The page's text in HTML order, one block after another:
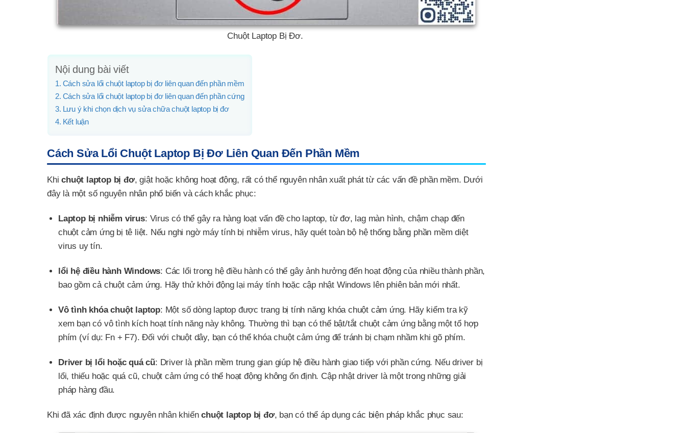
Chuột Laptop Bị Đơ.
Nội dung bài viết
Cách sửa lổi chuột laptop bị đơ liên quan đến phần mềm
Cách sửa lổi chuột laptop bị đơ liên quan đến phần cứng
Lưu ý khi chọn dịch vụ sửa chữa chuột laptop bị đơ
Kết luận
Cách Sửa Lổi Chuột Laptop Bị Đơ Liên Quan Đến Phần Mềm
Khichuột laptop bị đơ, giật hoặc không hoạt động, rất có thể nguyên nhân xuất phát từ các vấn đề phần mềm. Dưới
đây là một số nguyên nhân phổ biến và cách khắc phục:
Laptop bị nhiễm virus: Virus có thể gây ra hàng loạt vấn đề cho laptop, từ đơ, lag màn hình, chậm chạp đến
chuột cảm ứng bị tê liệt. Nếu nghi ngờ máy tính bị nhiễm virus, hãy quét toàn bộ hệ thống bằng phần mềm diệt
virus uy tín.
lổi hệ điều hành Windows: Các lổi trong hệ điều hành có thể gây ảnh hưởng đến hoạt động của nhiều thành phần,
bao gồm cả chuột cảm ứng. Hãy thử khởi động lại máy tính hoặc cập nhật Windows lên phiên bản mới nhất.
Vô tình khóa chuột laptop: Một số dòng laptop được trang bị tính năng khóa chuột cảm ứng. Hãy kiểm tra kỹ
xem bạn có vô tình kích hoạt tính năng này không. Thường thì bạn có thể bật/tắt chuột cảm ứng bằng một tổ hợp
phím (ví dụ: Fn + F7). Đối với chuột dây, bạn có thể khóa chuột cảm ứng để tránh bị chạm nhầm khi gõ phím.
Driver bị lổi hoặc quá cũ: Driver là phần mềm trung gian giúp hệ điều hành giao tiếp với phần cứng. Nếu driver bị
lổi, thiếu hoặc quá cũ, chuột cảm ứng có thể hoạt động không ổn định. Cập nhật driver là một trong những giải
pháp hàng đầu.
Khi đã xác định được nguyên nhân khiếnchuột laptop bị đơ, bạn có thể áp dụng các biện pháp khắc phục sau: